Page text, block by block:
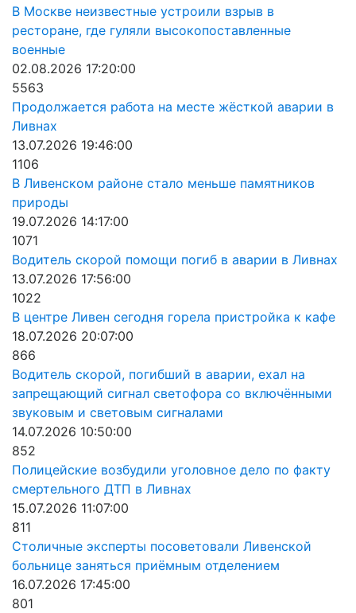
В Москве неизвестные устроили взрыв в
ресторане, где гуляли высокопоставленные
военные
02.08.2026 17:20:00
5563
Продолжается работа на месте жёсткой аварии в
Ливнах
13.07.2026 19:46:00
1106
В Ливенском районе стало меньше памятников
природы
19.07.2026 14:17:00
1071
Водитель скорой помощи погиб в аварии в Ливнах
13.07.2026 17:56:00
1022
В центре Ливен сегодня горела пристройка к кафе
18.07.2026 20:07:00
866
Водитель скорой, погибший в аварии, ехал на
запрещающий сигнал светофора со включёнными
звуковым и световым сигналами
14.07.2026 10:50:00
852
Полицейские возбудили уголовное дело по факту
смертельного ДТП в Ливнах
15.07.2026 11:07:00
811
Столичные эксперты посоветовали Ливенской
больнице заняться приёмным отделением
16.07.2026 17:45:00
801